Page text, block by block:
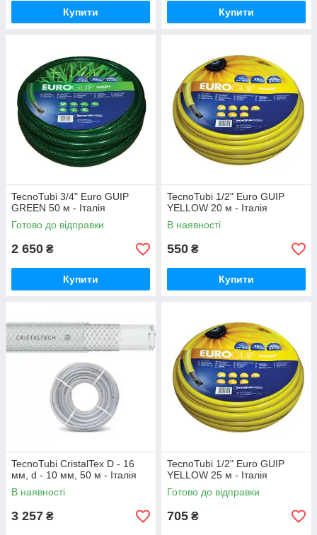
Купити Купити
TecnoTubi 3/4" Euro GUIP
GREEN 50 м - Італія
Готово до відправки
2 650 ₴
Купити
TecnoTubi 1/2" Euro GUIP
YELLOW 20 м - Італія
В наявності
550 ₴
Купити
TecnoTubi CristalTex D - 16
мм, d - 10 мм, 50 м - Італія
В наявності
3 257 ₴
TecnoTubi 1/2" Euro GUIP
YELLOW 25 м - Італія
Готово до відправки
705 ₴